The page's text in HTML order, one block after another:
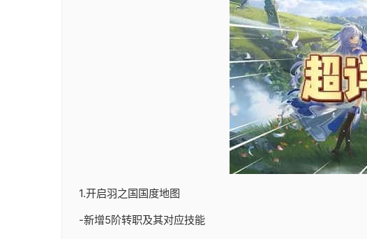
1.开启羽之国国度地图
-新增5阶转职及其对应技能